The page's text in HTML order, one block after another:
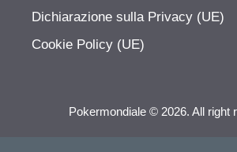
Dichiarazione sulla Privacy (UE)
Cookie Policy (UE)
Pokermondiale © 2026. All right